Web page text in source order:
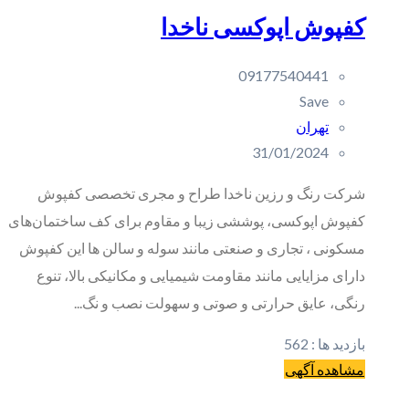
کفپوش اپوکسی ناخدا
09177540441
Save
تهران
31/01/2024
شرکت رنگ و رزین ناخدا طراح و مجری تخصصی کفپوش
کفپوش اپوکسی، پوششی زیبا و مقاوم برای کف ساختمان‌های
مسکونی ، تجاری و صنعتی مانند سوله و سالن ها این کفپوش
دارای مزایایی مانند مقاومت شیمیایی و مکانیکی بالا، تنوع
رنگی، عایق حرارتی و صوتی و سهولت نصب و نگ...
بازدید ها : 562
مشاهده آگهی